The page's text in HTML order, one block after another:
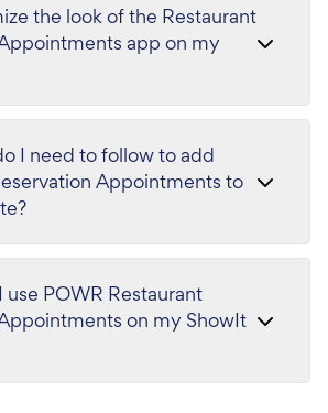
the look of the Restaurant
app on my
I need to follow to add
Appointments to
POWR Restaurant
on my ShowIt